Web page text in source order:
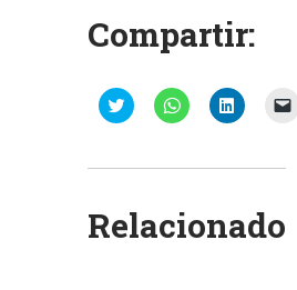
Compartir:
Haz
clic
Twitter
en
una
Haz
clic
WhatsApp
en
una
Haz
clic
LinkedIn
en
una
Relacionado